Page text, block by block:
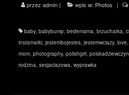
przez admin | wpis w: Photos |
baby, babybump, bedemama, brzuchatka,
instamatki, jestembojestes, jestemwciazy, love,
mom, photography, polishgirl,
rodzina, sesjaciazowa, wyprawka